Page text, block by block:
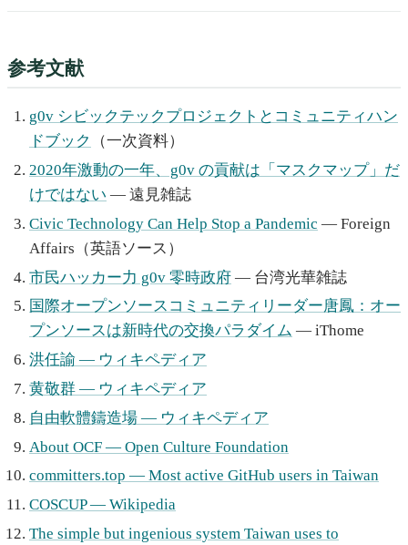
参考文献
g0v シビックテックプロジェクトとコミュニティハン
ドブック
（一次資料）
2020年激動の一年、g0v の貢献は「マスクマップ」だ
けではない — 遠見雑誌
Civic Technology Can Help Stop a Pandemic — Foreign
Affairs（英語ソース）
市民ハッカー力 g0v 零時政府 — 台湾光華雑誌
国際オープンソースコミュニティリーダー唐鳳：オー
プンソースは新時代の交換パラダイム — iThome
洪任諭 — ウィキペディア
黄敬群 — ウィキペディア
自由軟體鑄造場 — ウィキペディア
About OCF — Open Culture Foundation
committers.top — Most active GitHub users in Taiwan
COSCUP — Wikipedia
The simple but ingenious system Taiwan uses to